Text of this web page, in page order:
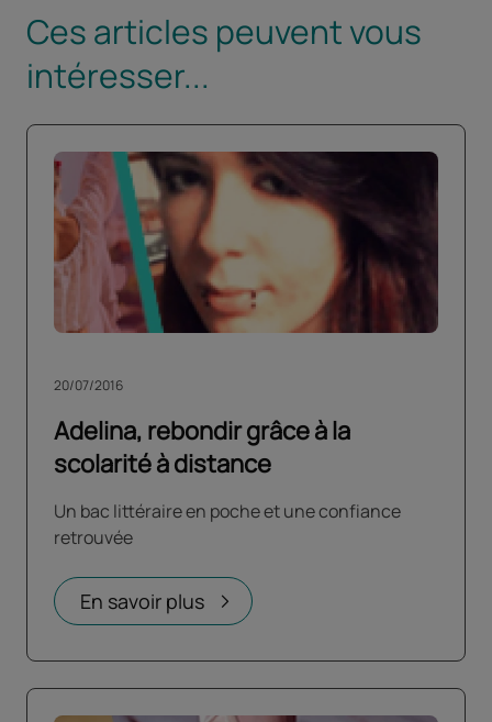
Ces articles peuvent vous
intéresser...
Adelina, rebondir grâce à la
scolarité à distance
20/07/2016
Un bac littéraire en poche et une confiance
retrouvée
En savoir plus